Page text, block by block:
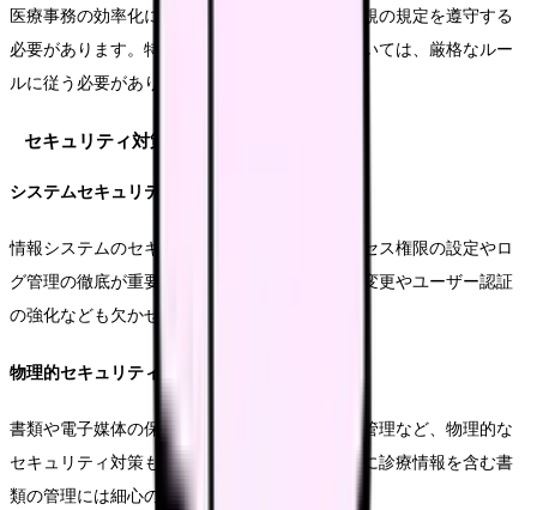
医療事務の効率化においても、医療法や関連法規の規定を遵守する
必要があります。特に診療情報の取り扱いについては、厳格なルー
ルに従う必要があります。
セキュリティ対策の実施
システムセキュリティ
情報システムのセキュリティ対策として、アクセス権限の設定やロ
グ管理の徹底が重要です。定期的なパスワード変更やユーザー認証
の強化なども欠かせません。
物理的セキュリティ
書類や電子媒体の保管方法、執務室への入退室管理など、物理的な
セキュリティ対策も重要な要素となります。特に診療情報を含む書
類の管理には細心の注意を払います。